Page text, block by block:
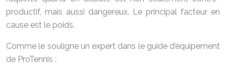
productif, mais aussi dangereux. Le principal facteur en
cause est le poids.
Comme le souligne un expert dans le guide d’équipement
de ProTennis :